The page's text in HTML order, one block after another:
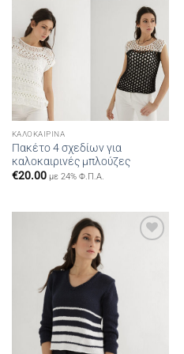
ΚΑΛΟΚΑΙΡΙΝΆ
Πακέτο 4 σχεδίων για
καλοκαιρινές μπλούζες
€20.00 με 24% Φ.Π.Α.